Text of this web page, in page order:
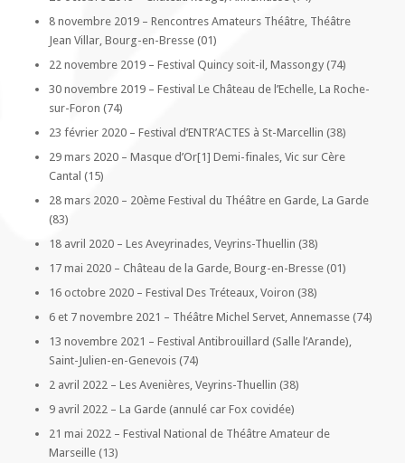
8 novembre 2019 – Rencontres Amateurs Théâtre, Théâtre
Jean Villar, Bourg-en-Bresse (01)
22 novembre 2019 – Festival Quincy soit-il, Massongy (74)
30 novembre 2019 – Festival Le Château de l’Echelle, La Roche-
sur-Foron (74)
23 février 2020 – Festival d’ENTR’ACTES à St-Marcellin (38)
29 mars 2020 – Masque d’Or[1] Demi-finales, Vic sur Cère
Cantal (15)
28 mars 2020 – 20ème Festival du Théâtre en Garde, La Garde
(83)
18 avril 2020 – Les Aveyrinades, Veyrins-Thuellin (38)
17 mai 2020 – Château de la Garde, Bourg-en-Bresse (01)
16 octobre 2020 – Festival Des Tréteaux, Voiron (38)
6 et 7 novembre 2021 – Théâtre Michel Servet, Annemasse (74)
13 novembre 2021 – Festival Antibrouillard (Salle l’Arande),
Saint-Julien-en-Genevois (74)
2 avril 2022 – Les Avenières, Veyrins-Thuellin (38)
9 avril 2022 – La Garde (annulé car Fox covidée)
21 mai 2022 – Festival National de Théâtre Amateur de
Marseille (13)